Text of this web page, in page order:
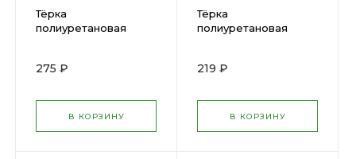
Тёрка
полиуретановая
275 ₽
В КОРЗИНУ
Тёрка
полиуретановая
219 ₽
В КОРЗИНУ